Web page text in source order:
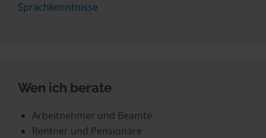
Sprachkenntnisse
Wen ich berate
Arbeitnehmer und Beamte
Rentner und Pensionäre